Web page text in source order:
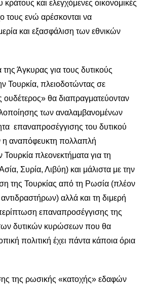
κράτους και ελεγχόμενες οικονομικές
τους ενώ αρέσκονται να
και εξασφάλιση των εθνικών
Άγκυρας για τους δυτικούς
Τουρκία, πλειοδοτώντας σε
θα διαπραγματεύονταν
των αναλαμβανομένων
επαναπροσέγγισης του δυτικού
αναπόφευκτη πολλαπλή
πλεονεκτήματα για τη
Συρία, Λιβύη) και μάλιστα με την
της Τουρκίας από τη Ρωσία (πλέον
αλλά και τη διμερή
επαναπροσέγγισης της
δυτικών κυρώσεων που θα
πολιτική έχει πάντα κάποια όρια
της ρωσικής «κατοχής» εδαφών